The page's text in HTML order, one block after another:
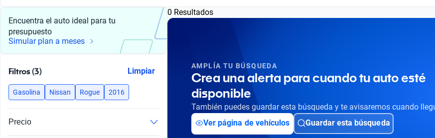
Busca por versión
Busca por año
Busca por modelo
Busca por año
Encuentra el auto ideal para tu
presupuesto
Simular plan a meses
Filtros (3) Limpiar
Gasolina Nissan Rogue 2016
Precio
0 Resultados
AMPLÍA TU BÚSQUEDA
Crea una alerta para cuando tu auto esté
disponible
También puedes guardar esta búsqueda y te avisaremos cuando
Ver página de vehículos
Guardar esta búsqueda